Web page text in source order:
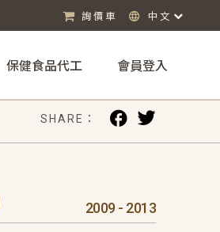
詢價車 中文
保健食品代工 會員登入
SHARE：
2009 - 2013